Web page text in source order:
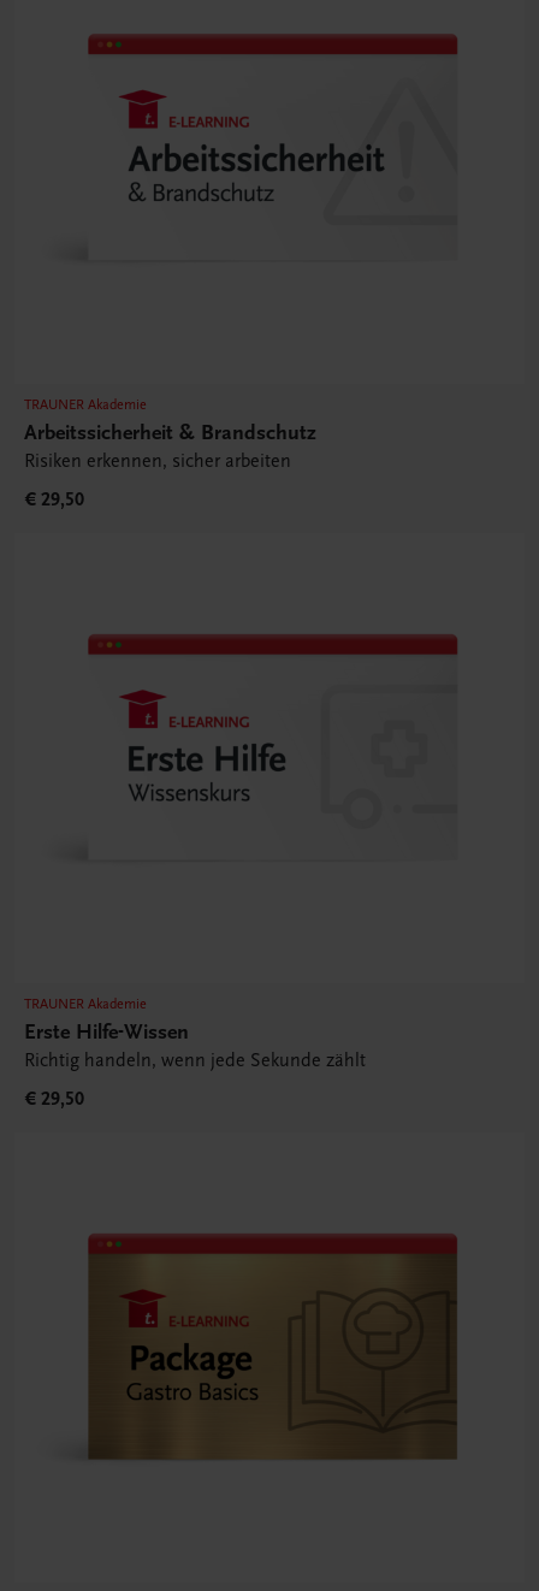
TRAUNER Akademie
Arbeitssicherheit & Brandschutz
Risiken erkennen, sicher arbeiten
€ 29,50
TRAUNER Akademie
Erste Hilfe-Wissen
Richtig handeln, wenn jede Sekunde zählt
€ 29,50